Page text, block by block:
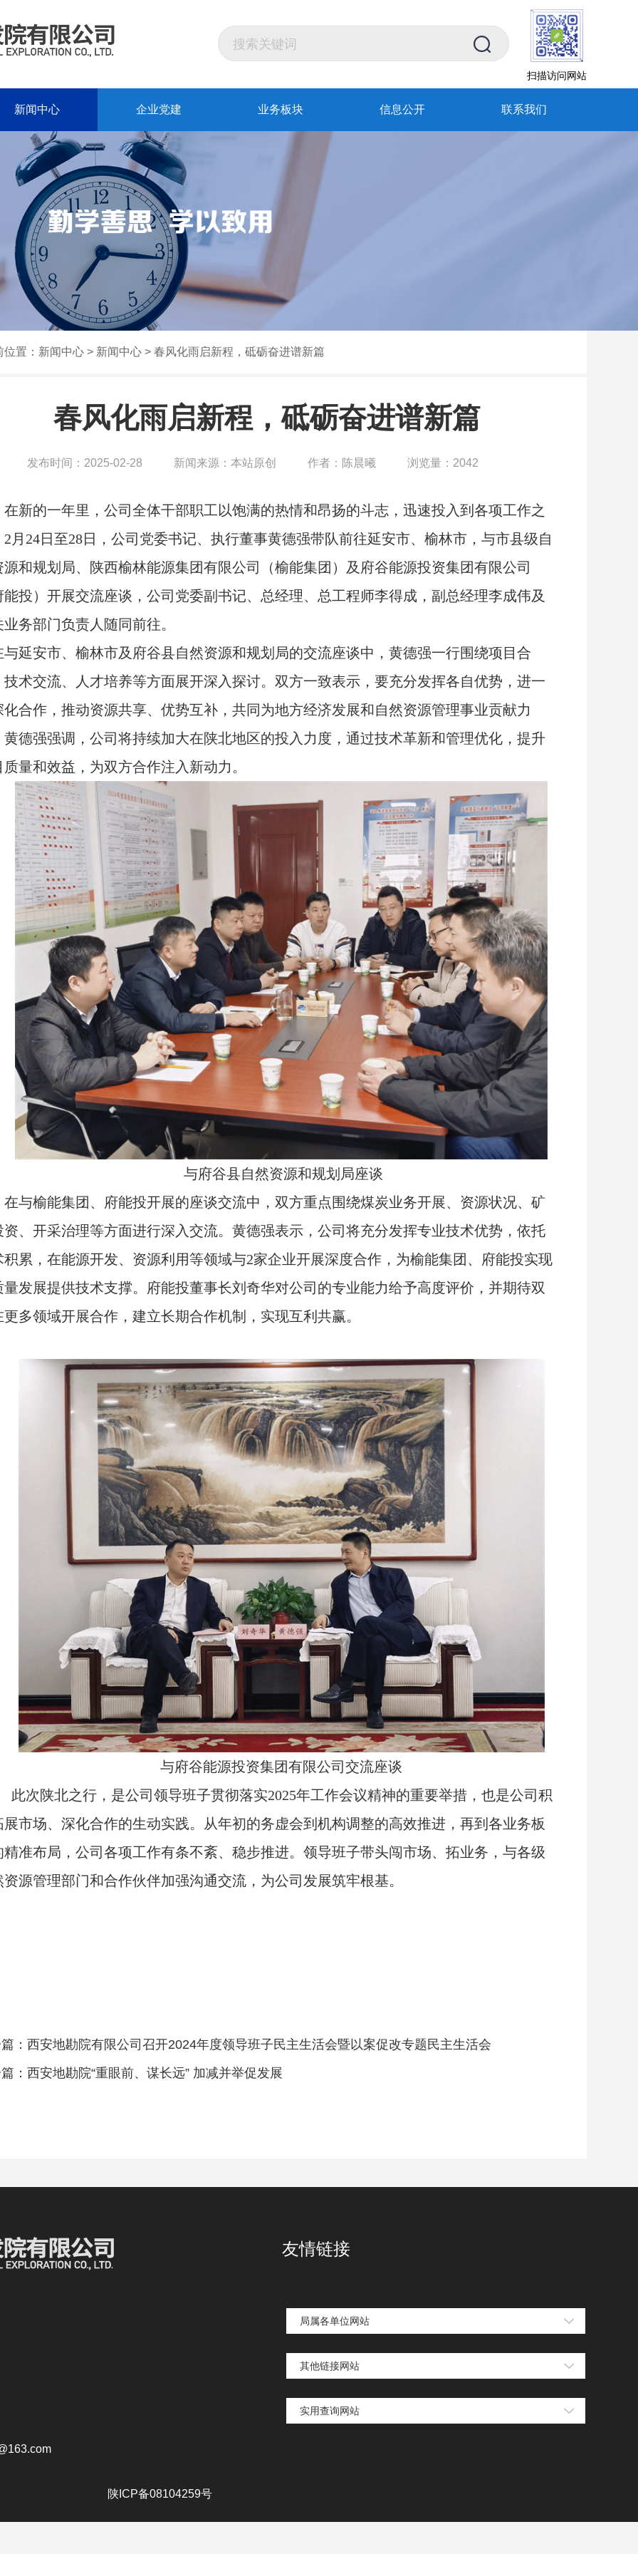
扫描访问网站
新闻中心 企业党建 业务板块 信息公开 联系我们
位置：新闻中心 > 新闻中心 > 春风化雨启新程，砥砺奋进谱新篇
春风化雨启新程，砥砺奋进谱新篇
发布时间：2025-02-28 新闻来源：本站原创 作者：陈晨曦 浏览量：2042
在新的一年里，公司全体干部职工以饱满的热情和昂扬的斗志，迅速投入到各项工作之
2月24日至28日，公司党委书记、执行董事黄德强带队前往延安市、榆林市，与市县级自
源和规划局、陕西榆林能源集团有限公司（榆能集团）及府谷能源投资集团有限公司
能投）开展交流座谈，公司党委副书记、总经理、总工程师李得成，副总经理李成伟及
业务部门负责人随同前往。
与延安市、榆林市及府谷县自然资源和规划局的交流座谈中，黄德强一行围绕项目合
技术交流、人才培养等方面展开深入探讨。双方一致表示，要充分发挥各自优势，进一
化合作，推动资源共享、优势互补，共同为地方经济发展和自然资源管理事业贡献力
黄德强强调，公司将持续加大在陕北地区的投入力度，通过技术革新和管理优化，提升
质量和效益，为双方合作注入新动力。
与府谷县自然资源和规划局座谈
在与榆能集团、府能投开展的座谈交流中，双方重点围绕煤炭业务开展、资源状况、矿
资、开采治理等方面进行深入交流。黄德强表示，公司将充分发挥专业技术优势，依托
积累，在能源开发、资源利用等领域与2家企业开展深度合作，为榆能集团、府能投实现
量发展提供技术支撑。府能投董事长刘奇华对公司的专业能力给予高度评价，并期待双
更多领域开展合作，建立长期合作机制，实现互利共赢。
与府谷能源投资集团有限公司交流座谈
此次陕北之行，是公司领导班子贯彻落实2025年工作会议精神的重要举措，也是公司积
展市场、深化合作的生动实践。从年初的务虚会到机构调整的高效推进，再到各业务板
精准布局，公司各项工作有条不紊、稳步推进。领导班子带头闯市场、拓业务，与各级
资源管理部门和合作伙伴加强沟通交流，为公司发展筑牢根基。
：西安地勘院有限公司召开2024年度领导班子民主生活会暨以案促改专题民主生活会
：西安地勘院“重眼前、谋长远” 加减并举促发展
友情链接
局属各单位网站
其他链接网站
实用查询网站
陕ICP备08104259号